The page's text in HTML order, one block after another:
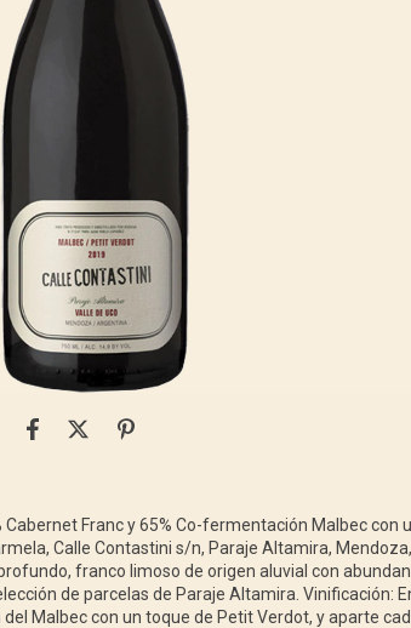
Franc y 65% Co-fermentación Malbec con
Calle Contastini s/n, Paraje Altamira, Mendoza,
franco limoso de origen aluvial con
de parcelas de Paraje Altamira. Vinificación:
Malbec con un toque de Petit Verdot, y aparte